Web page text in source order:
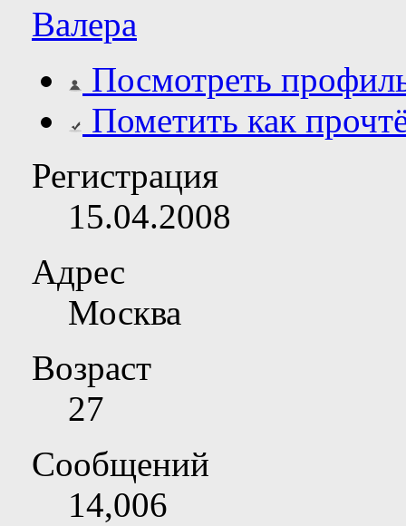
Валера
Посмотреть
Пометить как
Регистрация
15.04.2008
Адрес
Москва
Возраст
27
Сообщений
14,006